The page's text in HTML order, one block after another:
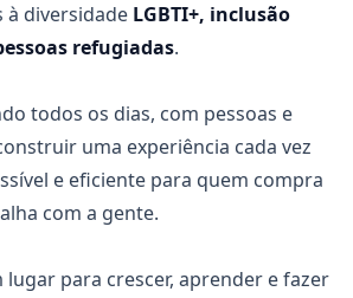
à diversidade LGBTI+, inclusão
refugiadas.
todos os dias, com pessoas e
uma experiência cada vez
e eficiente para quem compra
com a gente.
lugar para crescer, aprender e fazer